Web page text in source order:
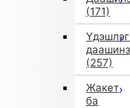
(171)
даашинз
(257)
Жакет
ба